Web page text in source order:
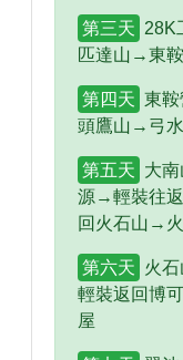
第三天
匹達山→東
第四天 東
頭鷹山→弓
第五天 大
源→輕裝往
回火石山→
第六天 火
輕裝返回博
屋